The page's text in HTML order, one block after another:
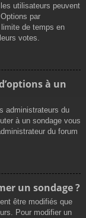
utilisateurs peuvent
par
de temps en
votes.
à un
administrateurs du
à un sondage vous
du forum
un sondage ?
être modifiés que
Pour modifier un